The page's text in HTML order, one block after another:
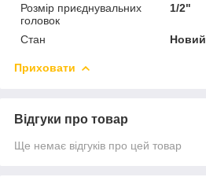
Розмір приєднувальних
головок
1/2"
Стан Новий
Приховати
Відгуки про товар
Ще немає відгуків про цей товар